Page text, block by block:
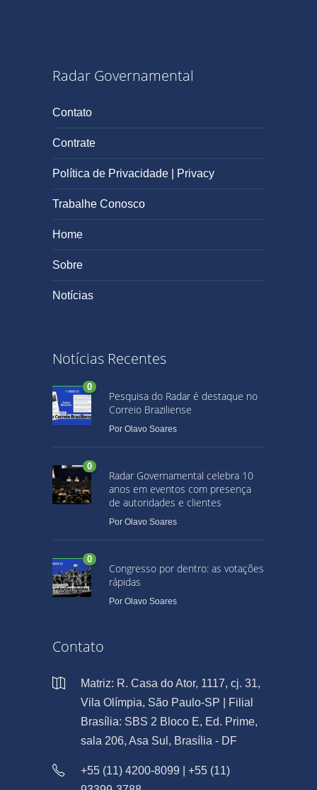
Radar Governamental
Contato
Contrate
Política de Privacidade | Privacy
Trabalhe Conosco
Home
Sobre
Notícias
Notícias Recentes
0
Pesquisa do Radar é destaque no
Correio Braziliense
Por Olavo Soares
0
Radar Governamental celebra 10
anos em eventos com presença
de autoridades e clientes
Por Olavo Soares
0
Congresso por dentro: as votações
rápidas
Por Olavo Soares
Contato
Matriz: R. Casa do Ator, 1117, cj. 31,
Vila Olímpia, São Paulo-SP | Filial
Brasília: SBS 2 Bloco E, Ed. Prime,
sala 206, Asa Sul, Brasília - DF
+55 (11) 4200-8099 | +55 (11)